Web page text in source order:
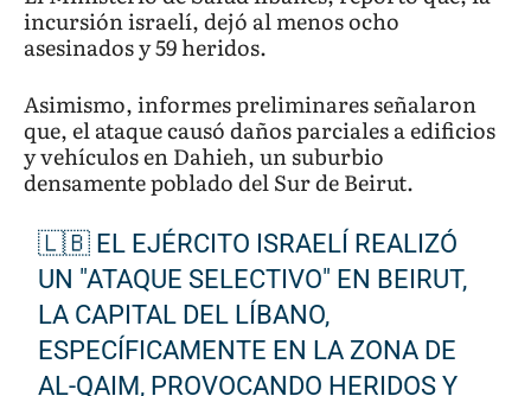
incursión israelí, dejó al menos ocho
asesinados y 59 heridos.
Asimismo, informes preliminares señalaron
que, el ataque causó daños parciales a edificios
y vehículos en Dahieh, un suburbio
densamente poblado del Sur de Beirut.
🇱🇧 EL EJÉRCITO ISRAELÍ REALIZÓ
UN "ATAQUE SELECTIVO" EN BEIRUT,
LA CAPITAL DEL LÍBANO,
ESPECÍFICAMENTE EN LA ZONA DE
AL-QAIM, PROVOCANDO HERIDOS Y